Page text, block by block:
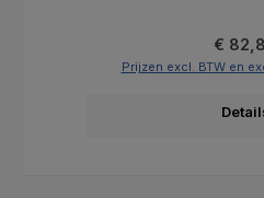
€
Prijzen excl. BTW en